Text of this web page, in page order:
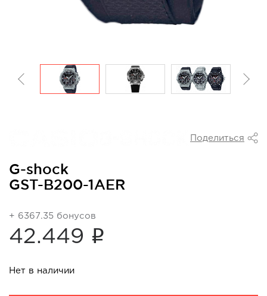
Поделиться
G-shock
GST-B200-1AER
+ 6367.35 бонусов
42.449 i
Нет в наличии